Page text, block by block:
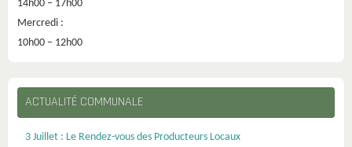
14h00 – 17h00
Mercredi :
10h00 – 12h00
ACTUALITÉ COMMUNALE
3 Juillet : Le Rendez-vous des Producteurs Locaux